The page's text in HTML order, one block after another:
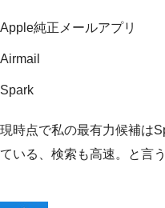
Apple純正メールアプリ
Airmail
Spark
現時点で私の最有力候補は
ている、検索も高速。と言